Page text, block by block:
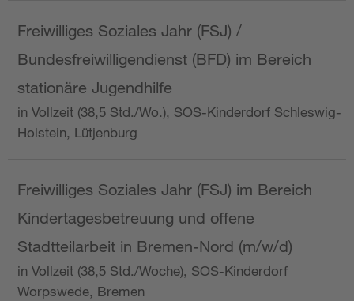
Freiwilliges Soziales Jahr (FSJ) /
Bundesfreiwilligendienst (BFD) im Bereich
stationäre Jugendhilfe
in Vollzeit (38,5 Std./Wo.), SOS-Kinderdorf Schleswig-
Holstein, Lütjenburg
Freiwilliges Soziales Jahr (FSJ) im Bereich
Kindertagesbetreuung und offene
Stadtteilarbeit in Bremen-Nord (m/w/d)
in Vollzeit (38,5 Std./Woche), SOS-Kinderdorf
Worpswede, Bremen